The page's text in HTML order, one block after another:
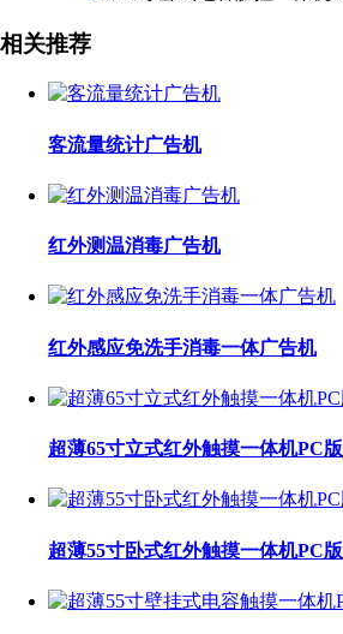
相关推荐
客流量统计广告机
红外测温消毒广告机
红外感应免洗手消毒一体广告机
超薄65寸立式红外触摸一体机PC版
超薄55寸卧式红外触摸一体机PC版